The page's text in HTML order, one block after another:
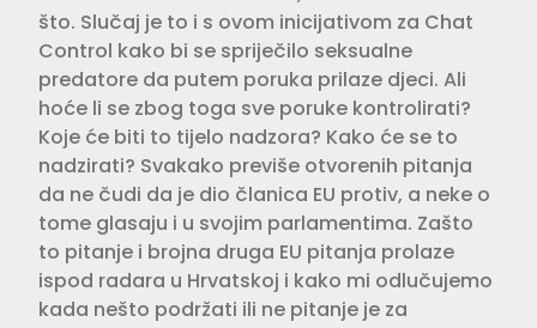
što. Slučaj je to i s ovom inicijativom za Chat
Control kako bi se spriječilo seksualne
predatore da putem poruka prilaze djeci. Ali
hoće li se zbog toga sve poruke kontrolirati?
Koje će biti to tijelo nadzora? Kako će se to
nadzirati? Svakako previše otvorenih pitanja
da ne čudi da je dio članica EU protiv, a neke o
tome glasaju i u svojim parlamentima. Zašto
to pitanje i brojna druga EU pitanja prolaze
ispod radara u Hrvatskoj i kako mi odlučujemo
kada nešto podržati ili ne pitanje je za